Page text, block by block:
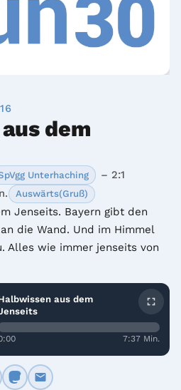
dem
Unterhaching – 2:1
Auswärts(Gruß)
Jenseits. Bayern gibt den
die Wand. Und im Himmel
Alles wie immer jenseits von
aus dem
7:37 Min.